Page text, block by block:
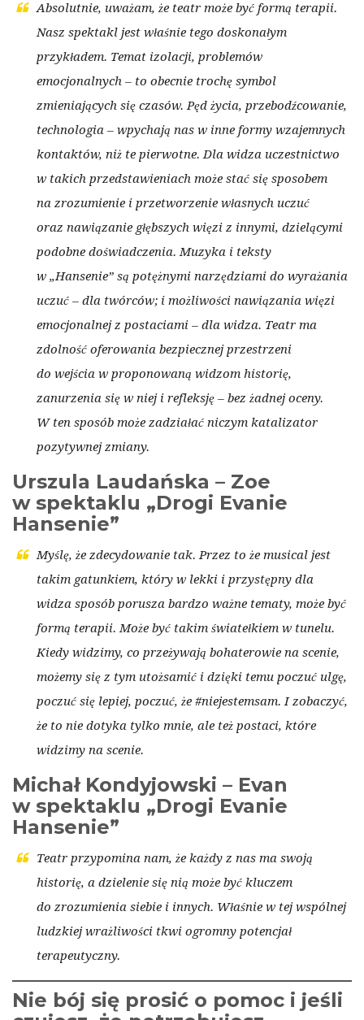
Absolutnie, uważam, że teatr może być formą terapii.
Nasz spektakl jest właśnie tego doskonałym
przykładem. Temat izolacji, problemów
emocjonalnych – to obecnie trochę symbol
zmieniających się czasów. Pęd życia, przebodźcowanie,
technologia – wpychają nas w inne formy wzajemnych
kontaktów, niż te pierwotne. Dla widza uczestnictwo
w takich przedstawieniach może stać się sposobem
na zrozumienie i przetworzenie własnych uczuć
oraz nawiązanie głębszych więzi z innymi, dzielącymi
podobne doświadczenia. Muzyka i teksty
w „Hansenie” są potężnymi narzędziami do wyrażania
uczuć – dla twórców; i możliwości nawiązania więzi
emocjonalnej z postaciami – dla widza. Teatr ma
zdolność oferowania bezpiecznej przestrzeni
do wejścia w proponowaną widzom historię,
zanurzenia się w niej i refleksję – bez żadnej oceny.
W ten sposób może zadziałać niczym katalizator
pozytywnej zmiany.
Urszula Laudańska – Zoe
w spektaklu „Drogi Evanie
Hansenie”
Myślę, że zdecydowanie tak. Przez to że musical jest
takim gatunkiem, który w lekki i przystępny dla
widza sposób porusza bardzo ważne tematy, może być
formą terapii. Może być takim światełkiem w tunelu.
Kiedy widzimy, co przeżywają bohaterowie na scenie,
możemy się z tym utożsamić i dzięki temu poczuć ulgę,
poczuć się lepiej, poczuć, że #niejestemsam. I zobaczyć,
że to nie dotyka tylko mnie, ale też postaci, które
widzimy na scenie.
Michał Kondyjowski – Evan
w spektaklu „Drogi Evanie
Hansenie”
Teatr przypomina nam, że każdy z nas ma swoją
historię, a dzielenie się nią może być kluczem
do zrozumienia siebie i innych. Właśnie w tej wspólnej
ludzkiej wrażliwości tkwi ogromny potencjał
terapeutyczny.
Nie bój się prosić o pomoc i jeśli